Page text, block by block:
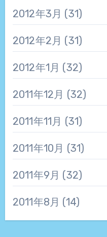
2012年3月 (31)
2012年2月 (31)
2012年1月 (32)
2011年12月 (32)
2011年11月 (31)
2011年10月 (31)
2011年9月 (32)
2011年8月 (14)